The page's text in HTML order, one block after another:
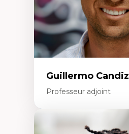
Guillermo Candiz
Professeur adjoint
Expertises